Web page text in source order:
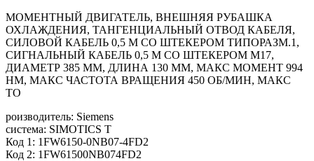
МОМЕНТНЫЙ ДВИГАТЕЛЬ, ВНЕШНЯЯ РУБАШКА
ОХЛАЖДЕНИЯ, ТАНГЕНЦИАЛЬНЫЙ ОТВОД КАБЕЛЯ,
СИЛОВОЙ КАБЕЛЬ 0,5 М СО ШТЕКЕРОМ ТИПОРАЗМ.1,
СИГНАЛЬНЫЙ КАБЕЛЬ 0,5 М СО ШТЕКЕРОМ M17,
ДИАМЕТР 385 ММ, ДЛИНА 130 ММ, МАКС МОМЕНТ 994
HM, МАКС ЧАСТОТА ВРАЩЕНИЯ 450 ОБ/МИН, МАКС
ТО
роизводитель: Siemens
система: SIMOTICS T
Код 1: 1FW6150-0NB07-4FD2
Код 2: 1FW61500NB074FD2